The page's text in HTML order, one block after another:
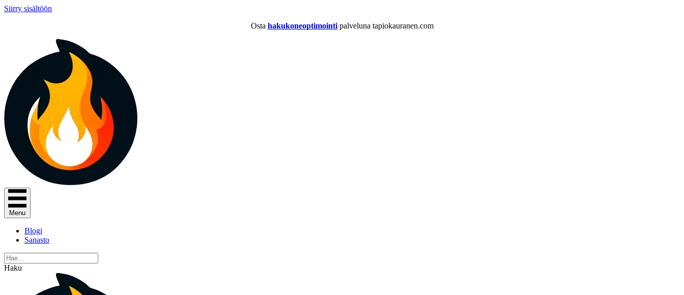
Siirry sisältöön
Osta hakukoneoptimointi palveluna tapiokauranen.com
Menu
Blogi
Sanasto
Haku